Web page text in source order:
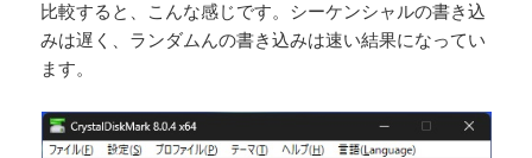
比較すると、こんな感じです。シーケンシャルの書き込
みは遅く、ランダムんの書き込みは速い結果になってい
ます。